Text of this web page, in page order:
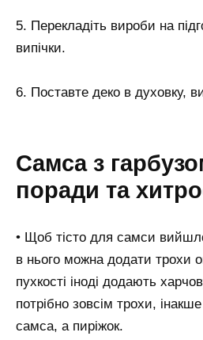
5. Перекладіть вироби на
випічки.
6. Поставте деко в духовку,
Самса з
поради та
• Щоб тісто для самси
в нього можна додати трохи
пухкості іноді додають
потрібно зовсім трохи,
самса, а пиріжок.